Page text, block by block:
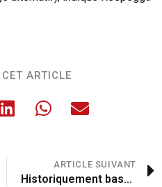
ARTICLE
ARTICLE SUIVANT
Historiquement basse